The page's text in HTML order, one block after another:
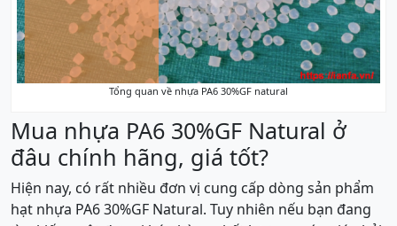
Tổng quan về nhựa PA6 30%GF natural
Mua nhựa PA6 30%GF Natural ở
đâu chính hãng, giá tốt?
Hiện nay, có rất nhiều đơn vị cung cấp dòng sản phẩm
hạt nhựa PA6 30%GF Natural. Tuy nhiên nếu bạn đang